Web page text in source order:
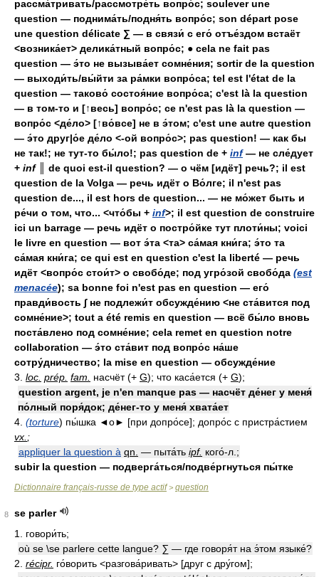
рассма́тривать/рассмотре́ть вопро́с; soulever une
question — поднима́ть/подня́ть вопро́с; son départ pose
une question délicate ∑ — в связи́ с его́ отъе́здом встаёт
<возника́ет> делика́тный вопро́с; ● cela ne fait pas
question — э́то не вызыва́ет сомне́ния; sortir de la question
— выходи́ть/вы́йти за ра́мки вопро́са; tel est l'état de la
question — таково́ состоя́ние вопро́са; c'est là la question
— в том-то и [↑весь] вопро́с; ce n'est pas là la question —
вопро́с <де́ло> [↑во́все] не в э́том; c'est une autre question
— э́то друг|о́е де́ло <-ой вопро́с>; pas question! — как бы
не так!; не тут-то бы́ло!; pas question de + inf— не сле́дует
+ inf ║
de quoi est-il question? — о чём [идёт] речь?; il est
question de la Volga — речь идёт о Во́лге; il n'est pas
question de..., il est hors de question... — не мо́жет быть и
ре́чи о том, что... <что́бы + inf>; il est question de construire
ici un barrage — речь идёт о постро́йке тут плоти́ны; voici
le livre en question — вот э́та <та> са́мая кни́га; э́то та
са́мая кни́га; ce qui est en question c'est la liberté — речь
идёт <вопро́с стои́т> о свобо́де; под угро́зой свобо́да (est
menacée); sa bonne foi n'est pas en question — его́
правди́вость ∫ не подлежи́т обсужде́нию <не ста́вится под
сомне́ние>; tout a été remis en question — всё бы́ло вновь
поста́влено под сомне́ние; cela remet en question notre
collaboration — э́то ста́вит под вопро́с на́ше
сотру́дничество; la mise en question — обсужде́ние
3. loc. prép. fam. насчёт (+ G); что каса́ется (+ G);
question argent, je n'en manque pas — насчёт де́нег у меня́
по́лный поря́док; де́нег-то у меня́ хвата́ет
4. (torture) пы́шка ◄о► [при допро́се]; допро́с с пристра́стием
vx. ;
appliquer la question à qn. — пыта́ть ipf. кого́-л.;
subir la question — подверга́ться/подве́ргнуться пы́тке
Dictionnaire français-russe de type actif> question
8
se parler
1. говори́ть;
où se \se parlere cette langue? ∑ — где говоря́т на э́том языке́?
2. récipr. го́ворить <разгова́ривать> [друг с дру́гом];